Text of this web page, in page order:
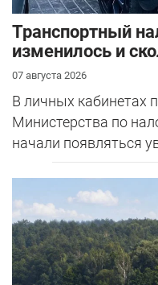
Транспортный
изменилось и
07 августа 2026
В личных кабинетах
Министерства по
начали появляться